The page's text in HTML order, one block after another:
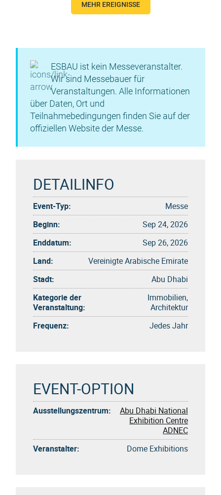
MEHR EREIGNISSE
ESBAU ist kein Messeveranstalter.
Wir sind Messebauer für
Veranstaltungen. Alle Informationen
über Daten, Ort und
Teilnahmebedingungen finden Sie auf der
offiziellen Website der Messe.
DETAILINFO
Event-Typ:
Messe
Beginn:
Sep 24, 2026
Enddatum:
Sep 26, 2026
Land:
Vereinigte Arabische Emirate
Stadt:
Abu Dhabi
Kategorie der
Veranstaltung:
Immobilien,
Architektur
Frequenz:
Jedes Jahr
EVENT-OPTION
Ausstellungszentrum:
Abu Dhabi National
Exhibition Centre
ADNEC
Veranstalter:
Dome Exhibitions